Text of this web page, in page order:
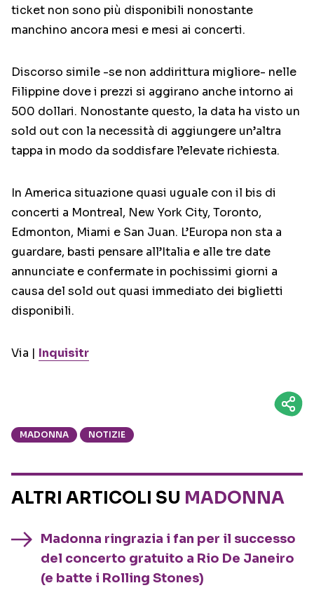
ticket non sono più disponibili nonostante
manchino ancora mesi e mesi ai concerti.
Discorso simile -se non addirittura migliore- nelle
Filippine dove i prezzi si aggirano anche intorno ai
500 dollari. Nonostante questo, la data ha visto un
sold out con la necessità di aggiungere un’altra
tappa in modo da soddisfare l’elevate richiesta.
In America situazione quasi uguale con il bis di
concerti a Montreal, New York City, Toronto,
Edmonton, Miami e San Juan. L’Europa non sta a
guardare, basti pensare all’Italia e alle tre date
annunciate e confermate in pochissimi giorni a
causa del sold out quasi immediato dei biglietti
disponibili.
Via | Inquisitr
MADONNA NOTIZIE
ALTRI ARTICOLI SU MADONNA
Madonna ringrazia i fan per il successo
del concerto gratuito a Rio De Janeiro
(e batte i Rolling Stones)